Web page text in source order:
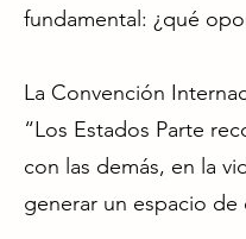
fundamental: ¿qué
La Convención
“Los Estados Parte
con las demás, en la
generar un espacio